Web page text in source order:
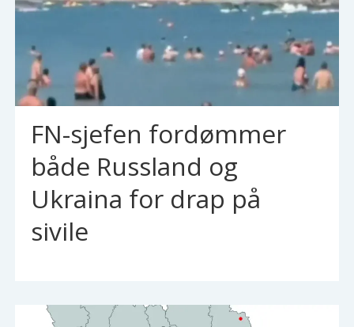
FN-sjefen fordømmer
både Russland og
Ukraina for drap på
sivile